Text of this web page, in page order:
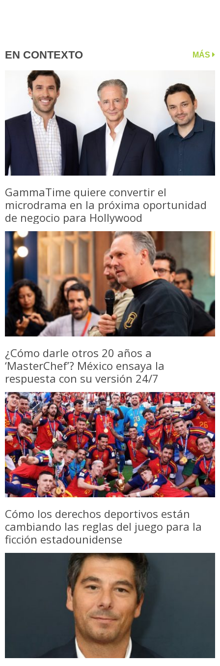
EN CONTEXTO MÁS
GammaTime quiere convertir el
microdrama en la próxima oportunidad
de negocio para Hollywood
¿Cómo darle otros 20 años a
‘MasterChef’? México ensaya la
respuesta con su versión 24/7
Cómo los derechos deportivos están
cambiando las reglas del juego para la
ficción estadounidense